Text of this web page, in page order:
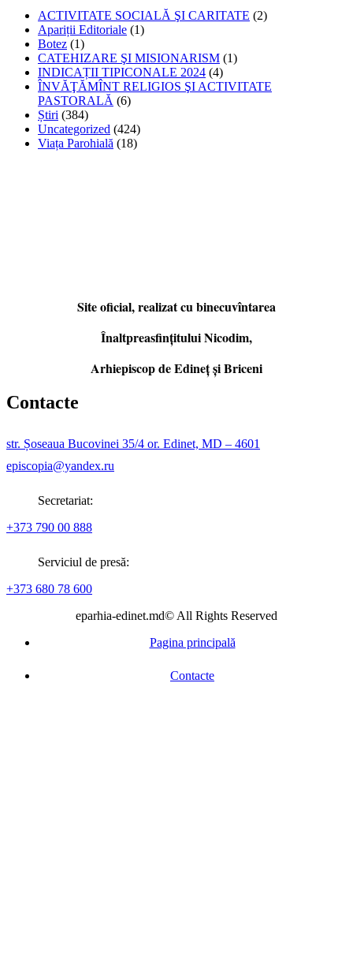
ACTIVITATE SOCIALĂ ŞI CARITATE (2)
Apariții Editoriale (1)
Botez (1)
CATEHIZARE ŞI MISIONARISM (1)
INDICAȚII TIPICONALE 2024 (4)
ÎNVĂŢĂMÎNT RELIGIOS ŞI ACTIVITATE
PASTORALĂ (6)
Știri (384)
Uncategorized (424)
Viața Parohială (18)
Site oficial, realizat cu binecuvîntarea
Înaltpreasfințitului Nicodim,
Arhiepiscop de Edineţ şi Briceni
Contacte
str. Șoseaua Bucovinei 35/4 or. Edinet, MD – 4601
episcopia@yandex.ru
Secretariat:
+373 790 00 888
Serviciul de presă:
+373 680 78 600
eparhia-edinet.md© All Rights Reserved
Pagina principală
Contacte